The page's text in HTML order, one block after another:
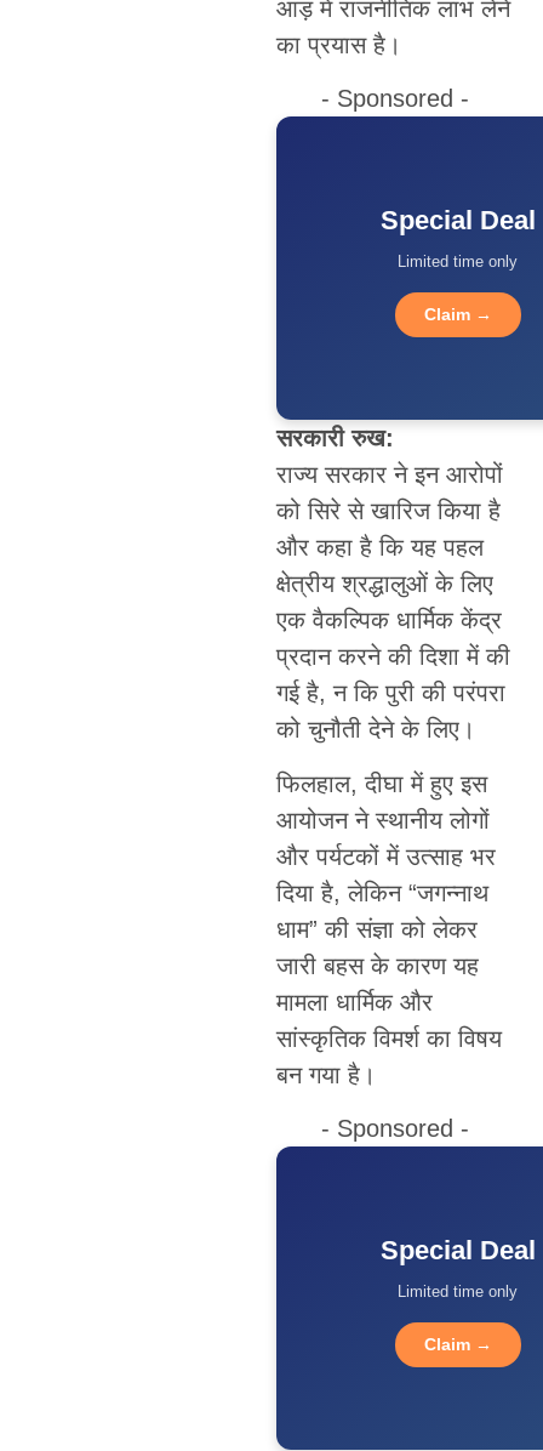
आड़ में राजनीतिक लाभ लेने
का प्रयास है।
- Sponsored -
Special Deal
Limited time only
Claim →
सरकारी रुख:
राज्य सरकार ने इन आरोपों
को सिरे से खारिज किया है
और कहा है कि यह पहल
क्षेत्रीय श्रद्धालुओं के लिए
एक वैकल्पिक धार्मिक केंद्र
प्रदान करने की दिशा में की
गई है, न कि पुरी की परंपरा
को चुनौती देने के लिए।
फिलहाल, दीघा में हुए इस
आयोजन ने स्थानीय लोगों
और पर्यटकों में उत्साह भर
दिया है, लेकिन “जगन्नाथ
धाम” की संज्ञा को लेकर
जारी बहस के कारण यह
मामला धार्मिक और
सांस्कृतिक विमर्श का विषय
बन गया है।
- Sponsored -
Special Deal
Limited time only
Claim →